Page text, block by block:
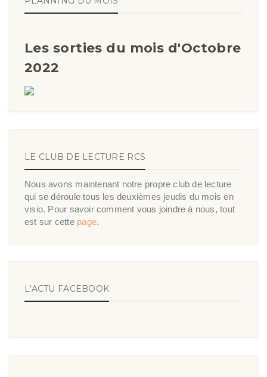
Les sorties du mois d'Octobre
2022
LE CLUB DE LECTURE RCS
Nous avons maintenant notre propre club de lecture
qui se déroule tous les deuxièmes jeudis du mois en
visio. Pour savoir comment vous joindre à nous, tout
est sur cette page.
L'ACTU FACEBOOK